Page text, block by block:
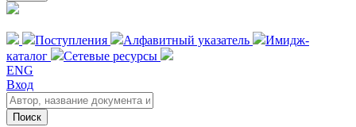
Поступления Алфавитный указатель
Имидж-
каталог
Сетевые ресурсы
ENG
Вход
Поиск